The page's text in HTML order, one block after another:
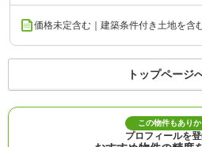
価格未定含む｜建築条件付き土地を含む
トップページ
この物件もありか
プロフィールを